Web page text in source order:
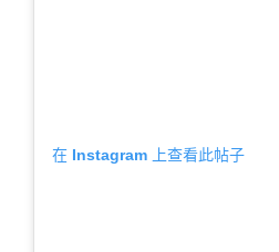
在 Instagram 上查看此帖子